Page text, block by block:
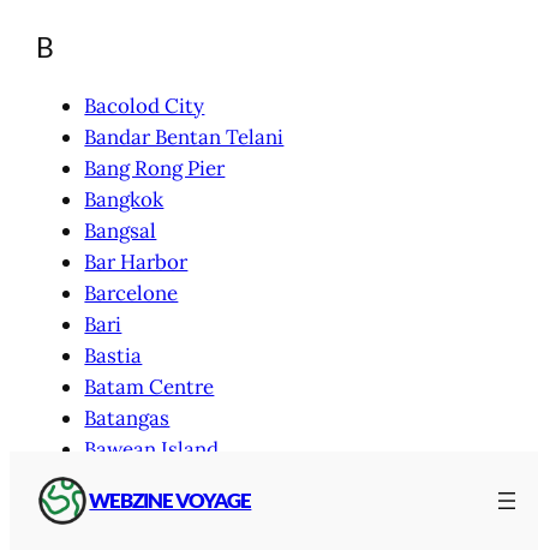
WEBZINE VOYAGE
B
Bacolod City
Bandar Bentan Telani
Bang Rong Pier
Bangkok
Bangsal
Bar Harbor
Barcelone
Bari
Bastia
Batam Centre
Batangas
Bawean Island
Belfast